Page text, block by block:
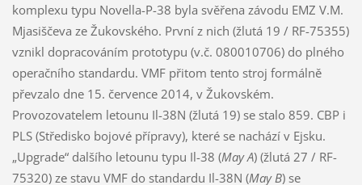
komplexu typu Novella-P-38 byla svěřena závodu EMZ V.M.
Mjasiščeva ze Žukovského. První z nich (žlutá 19 / RF-75355)
vznikl dopracováním prototypu (v.č. 080010706) do plného
operačního standardu. VMF přitom tento stroj formálně
převzalo dne 15. července 2014, v Žukovském.
Provozovatelem letounu Il-38N (žlutá 19) se stalo 859. CBP i
PLS (Středisko bojové přípravy), které se nachází v Ejsku.
„Upgrade“ dalšího letounu typu Il-38 (May A) (žlutá 27 / RF-
75320) ze stavu VMF do standardu Il-38N (May B) se